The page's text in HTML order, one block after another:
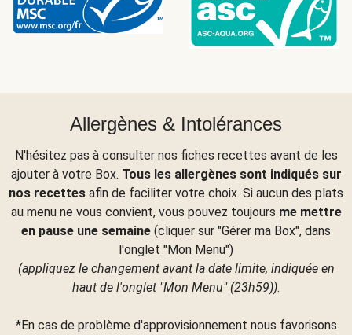
Allergènes & Intolérances
N'hésitez pas à consulter nos fiches recettes avant de les
ajouter à votre Box. Tous les allergènes sont indiqués sur
nos recettes afin de faciliter votre choix. Si aucun des plats
au menu ne vous convient, vous pouvez toujours me mettre
en pause une semaine (cliquer sur "Gérer ma Box", dans
l'onglet "Mon Menu")
(appliquez le changement avant la date limite, indiquée en
haut de l'onglet "Mon Menu" (23h59)).
*En cas de problème d'approvisionnement nous favorisons